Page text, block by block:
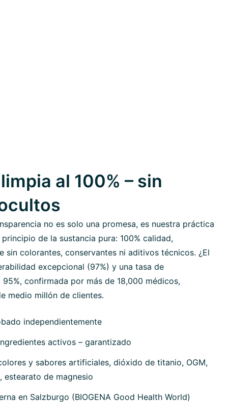
al 100% – sin
no es solo una promesa, es nuestra práctica
de la sustancia pura: 100% calidad,
sin colorantes, conservantes ni aditivos técnicos. ¿El
excepcional (97%) y una tasa de
confirmada por más de 18,000 médicos,
medio millón de clientes.
independientemente
activos – garantizado
y sabores artificiales, dióxido de titanio, OGM,
estearato de magnesio
en Salzburgo (BIOGENA Good Health World)